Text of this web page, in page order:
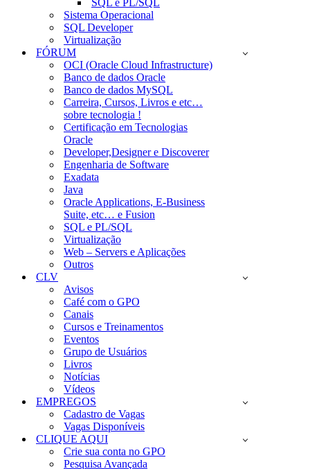
SQL e PL/SQL
Sistema Operacional
SQL Developer
Virtualização
FÓRUM
OCI (Oracle Cloud Infrastructure)
Banco de dados Oracle
Banco de dados MySQL
Carreira, Cursos, Livros e etc…
sobre tecnologia !
Certificação em Tecnologias
Oracle
Developer,Designer e Discoverer
Engenharia de Software
Exadata
Java
Oracle Applications, E-Business
Suite, etc… e Fusion
SQL e PL/SQL
Virtualização
Web – Servers e Aplicações
Outros
CLV
Avisos
Café com o GPO
Canais
Cursos e Treinamentos
Eventos
Grupo de Usuários
Livros
Notícias
Vídeos
EMPREGOS
Cadastro de Vagas
Vagas Disponíveis
CLIQUE AQUI
Crie sua conta no GPO
Pesquisa Avançada